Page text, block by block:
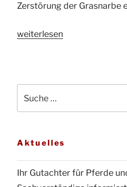
(BBodSchG).“
Zerstörung der Grasnarbe
„Ihr
Sachverständiger
für
informiert:
der
Grasnarbe
weiterlesen
Aktuelles
Ihr Gutachter für Pferde